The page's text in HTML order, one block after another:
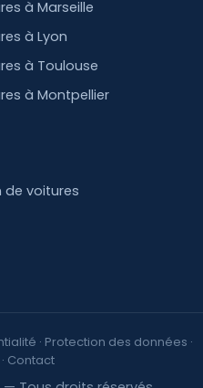
à Marseille
à Lyon
à Toulouse
à Montpellier
de voitures
· Protection des données ·
· Contact